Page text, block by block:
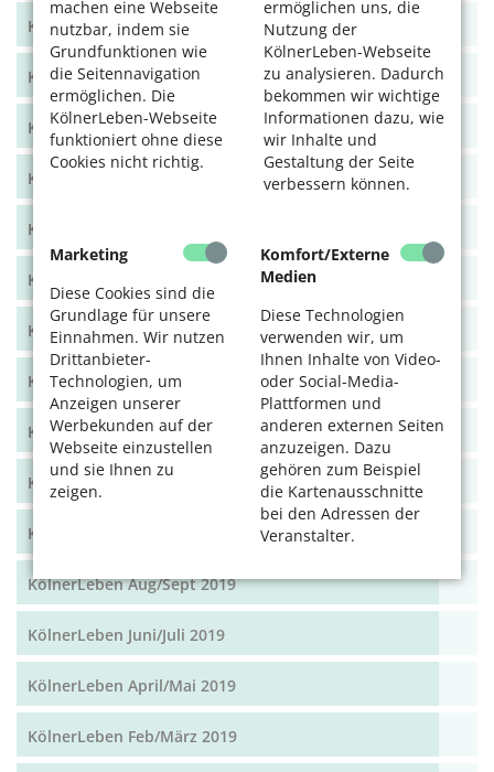
machen eine Webseite
nutzbar, indem sie
Grundfunktionen wie
die Seitennavigation
ermöglichen. Die
KölnerLeben-Webseite
funktioniert ohne diese
Cookies nicht richtig.
ermöglichen uns, die
Nutzung der
KölnerLeben-Webseite
zu analysieren. Dadurch
bekommen wir wichtige
Informationen dazu, wie
wir Inhalte und
Gestaltung der Seite
verbessern können.
Marketing
Diese Cookies sind die
Grundlage für unsere
Einnahmen. Wir nutzen
Drittanbieter-
Technologien, um
Anzeigen unserer
Werbekunden auf der
Webseite einzustellen
und sie Ihnen zu
zeigen.
Komfort/Externe
Medien
Diese Technologien
verwenden wir, um
Ihnen Inhalte von Video-
oder Social-Media-
Plattformen und
anderen externen Seiten
anzuzeigen. Dazu
gehören zum Beispiel
die Kartenausschnitte
bei den Adressen der
Veranstalter.
KölnerLeben Juni/Juli 2021
KölnerLeben April/Mai 2021
KölnerLeben Feb/März 2021
KölnerLeben Dez 20/Jan 21
KölnerLeben Okt/Nov 2020
KölnerLeben Aug/Sept 2020
KölnerLeben Juni/Juli 2020
KölnerLeben April/Mai 2020
KölnerLeben Feb/März 2020
KölnerLeben Dez 19/Jan 20
KölnerLeben Okt/Nov 19
KölnerLeben Aug/Sept 2019
KölnerLeben Juni/Juli 2019
KölnerLeben April/Mai 2019
KölnerLeben Feb/März 2019